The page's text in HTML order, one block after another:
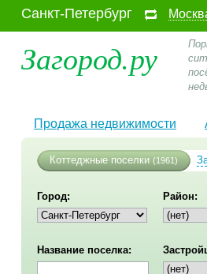
Санкт-Петербург
Загород.ру
Продажа недвижимости
Коттеджные поселки (1961)
Город: Район:
Название поселка: